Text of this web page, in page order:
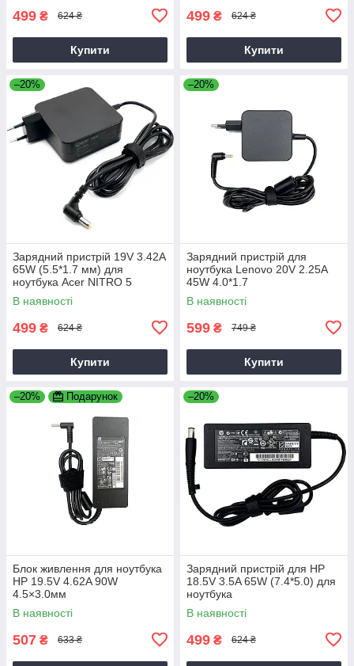
499 ₴ 624 ₴
Купити
499 ₴ 624 ₴
Купити
–20%
Зарядний пристрій 19V 3.42A
65W (5.5*1.7 мм) для
ноутбука Acer NITRO 5
AN515-31 65
В наявності
499 ₴ 624 ₴
Купити
–20%
Зарядний пристрій для
ноутбука Lenovo 20V 2.25A
45W 4.0*1.7
В наявності
599 ₴ 749 ₴
Купити
–20% Подарунок
Блок живлення для ноутбука
HP 19.5V 4.62A 90W
4.5×3.0мм
В наявності
507 ₴ 633 ₴
–20%
Зарядний пристрій для HP
18.5V 3.5A 65W (7.4*5.0) для
ноутбука
В наявності
499 ₴ 624 ₴